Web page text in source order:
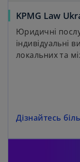
KPMG Law
Юридичні
індивідуальні
локальних та
Дізнайтесь